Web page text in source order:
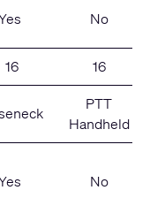
No
16
16
PTT
Handheld
No